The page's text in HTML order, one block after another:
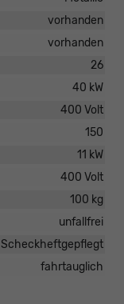
vorhanden
vorhanden
26
40 kW
400 Volt
150
11 kW
400 Volt
100 kg
unfallfrei
Scheckheftgepflegt
fahrtauglich